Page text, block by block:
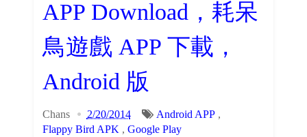
APP Download，耗呆
鳥遊戲 APP 下載，
Android 版
Chans 2/20/2014 Android APP,
Flappy Bird APK , Google Play